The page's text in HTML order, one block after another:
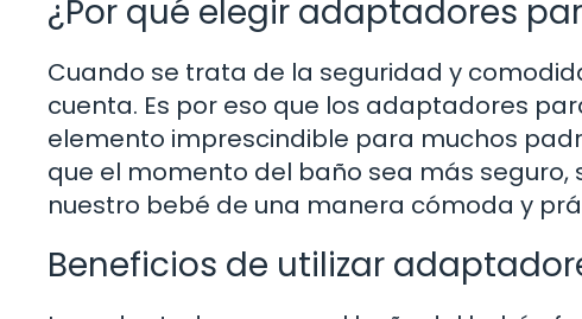
¿Por qué elegir adaptadores
Cuando se trata de la seguridad y
cuenta. Es por eso que los adaptadores
elemento imprescindible para muchos
que el momento del baño sea más
nuestro bebé de una manera cómoda y
Beneficios de utilizar